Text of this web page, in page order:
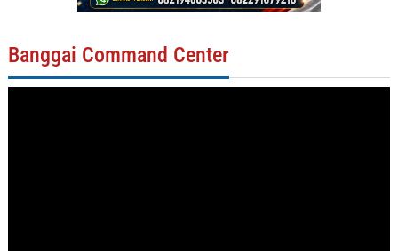
Banggai Command Center